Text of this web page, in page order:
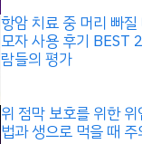
항암 치료 중 머리 빠
모자 사용 후기 BEST
람들의 평가
위 점막 보호를 위한
법과 생으로 먹을 때 주